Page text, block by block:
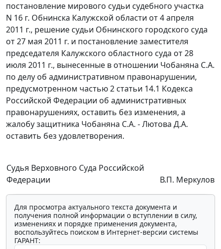
постановление мирового судьи судебного участка
N 16 г. Обнинска Калужской области от 4 апреля
2011 г., решение судьи Обнинского городского суда
от 27 мая 2011 г. и постановление заместителя
председателя Калужского областного суда от 28
июля 2011 г., вынесенные в отношении Чобаняна С.А.
по делу об административном правонарушении,
предусмотренном частью 2 статьи 14.1 Кодекса
Российской Федерации об административных
правонарушениях, оставить без изменения, а
жалобу защитника Чобаняна С.А. - Лютова Д.А.
оставить без удовлетворения.
Судья Верховного Суда Российской
Федерации
В.П. Меркулов
Для просмотра актуального текста документа и
получения полной информации о вступлении в силу,
изменениях и порядке применения документа,
воспользуйтесь поиском в Интернет-версии системы
ГАРАНТ: